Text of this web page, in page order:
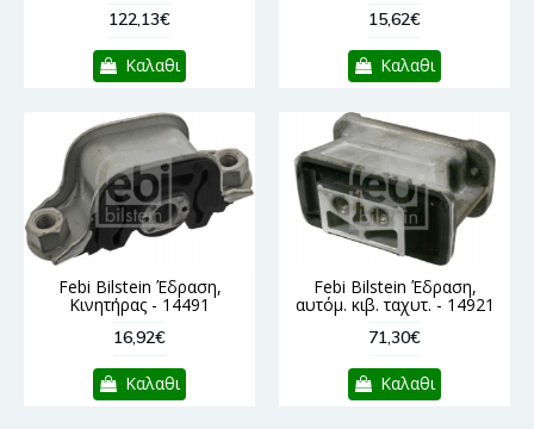
122,13€
Καλαθι
15,62€
Καλαθι
Febi Bilstein Έδραση,
Κινητήρας - 14491
16,92€
Καλαθι
Febi Bilstein Έδραση,
αυτόμ. κιβ. ταχυτ. - 14921
71,30€
Καλαθι